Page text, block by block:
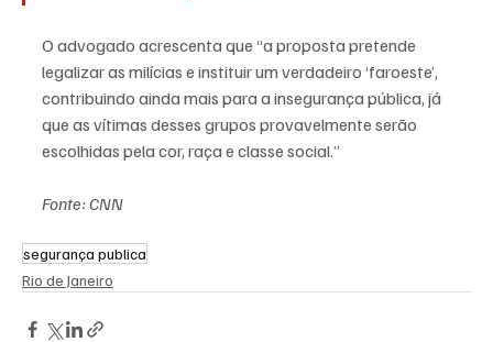
O advogado acrescenta que “a proposta pretende
legalizar as milícias e instituir um verdadeiro ‘faroeste’,
contribuindo ainda mais para a insegurança pública, já
que as vítimas desses grupos provavelmente serão
escolhidas pela cor, raça e classe social.”
Fonte: CNN
segurança publica
Rio de Janeiro